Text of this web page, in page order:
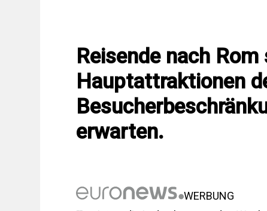
Reisende nach
Hauptattraktionen
erwarten.
WERBUNG